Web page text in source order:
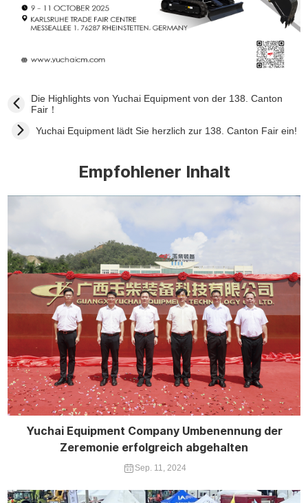
Die Highlights von Yuchai Equipment von der 138. Canton
Fair！
Yuchai Equipment lädt Sie herzlich zur 138. Canton Fair ein!
Empfohlener Inhalt
Yuchai Equipment Company Umbenennung der
Zeremonie erfolgreich abgehalten
Sep. 11, 2024